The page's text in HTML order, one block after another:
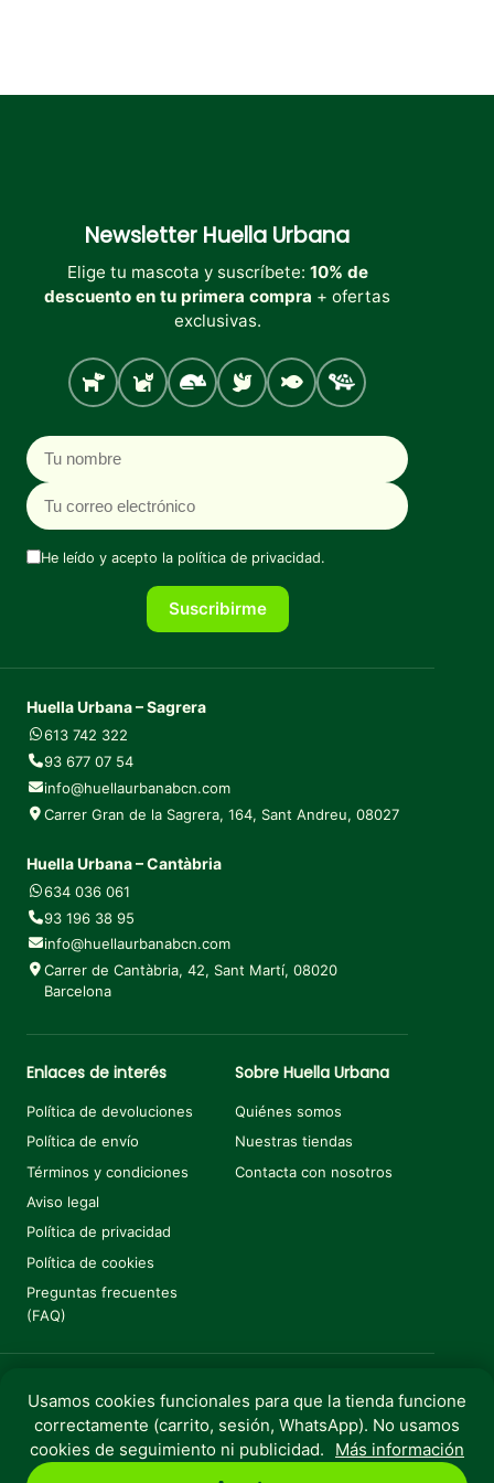
Newsletter Huella Urbana
Elige tu mascota y suscríbete: 10% de
descuento en tu primera compra + ofertas
exclusivas.
Perro Gato Roedores
Aves PecesTortugas
Nombre
Correo electrónico
He leído y acepto la política de privacidad.
Suscribirme
Huella Urbana – Sagrera
613 742 322
93 677 07 54
info@huellaurbanabcn.com
Carrer Gran de la Sagrera, 164, Sant Andreu, 08027
Huella Urbana – Cantàbria
634 036 061
93 196 38 95
info@huellaurbanabcn.com
Carrer de Cantàbria, 42, Sant Martí, 08020
Barcelona
Enlaces de interés
Política de devoluciones
Política de envío
Términos y condiciones
Aviso legal
Política de privacidad
Política de cookies
Preguntas frecuentes
(FAQ)
Sobre Huella Urbana
Quiénes somos
Nuestras tiendas
Contacta con nosotros
Copyright © 2025 Huella Urbana. Todos los derechos
reservados.
Usamos cookies funcionales para que la tienda funcione
correctamente (carrito, sesión, WhatsApp). No usamos
cookies de seguimiento ni publicidad.
Más información
€6,29 Añadir al carrito